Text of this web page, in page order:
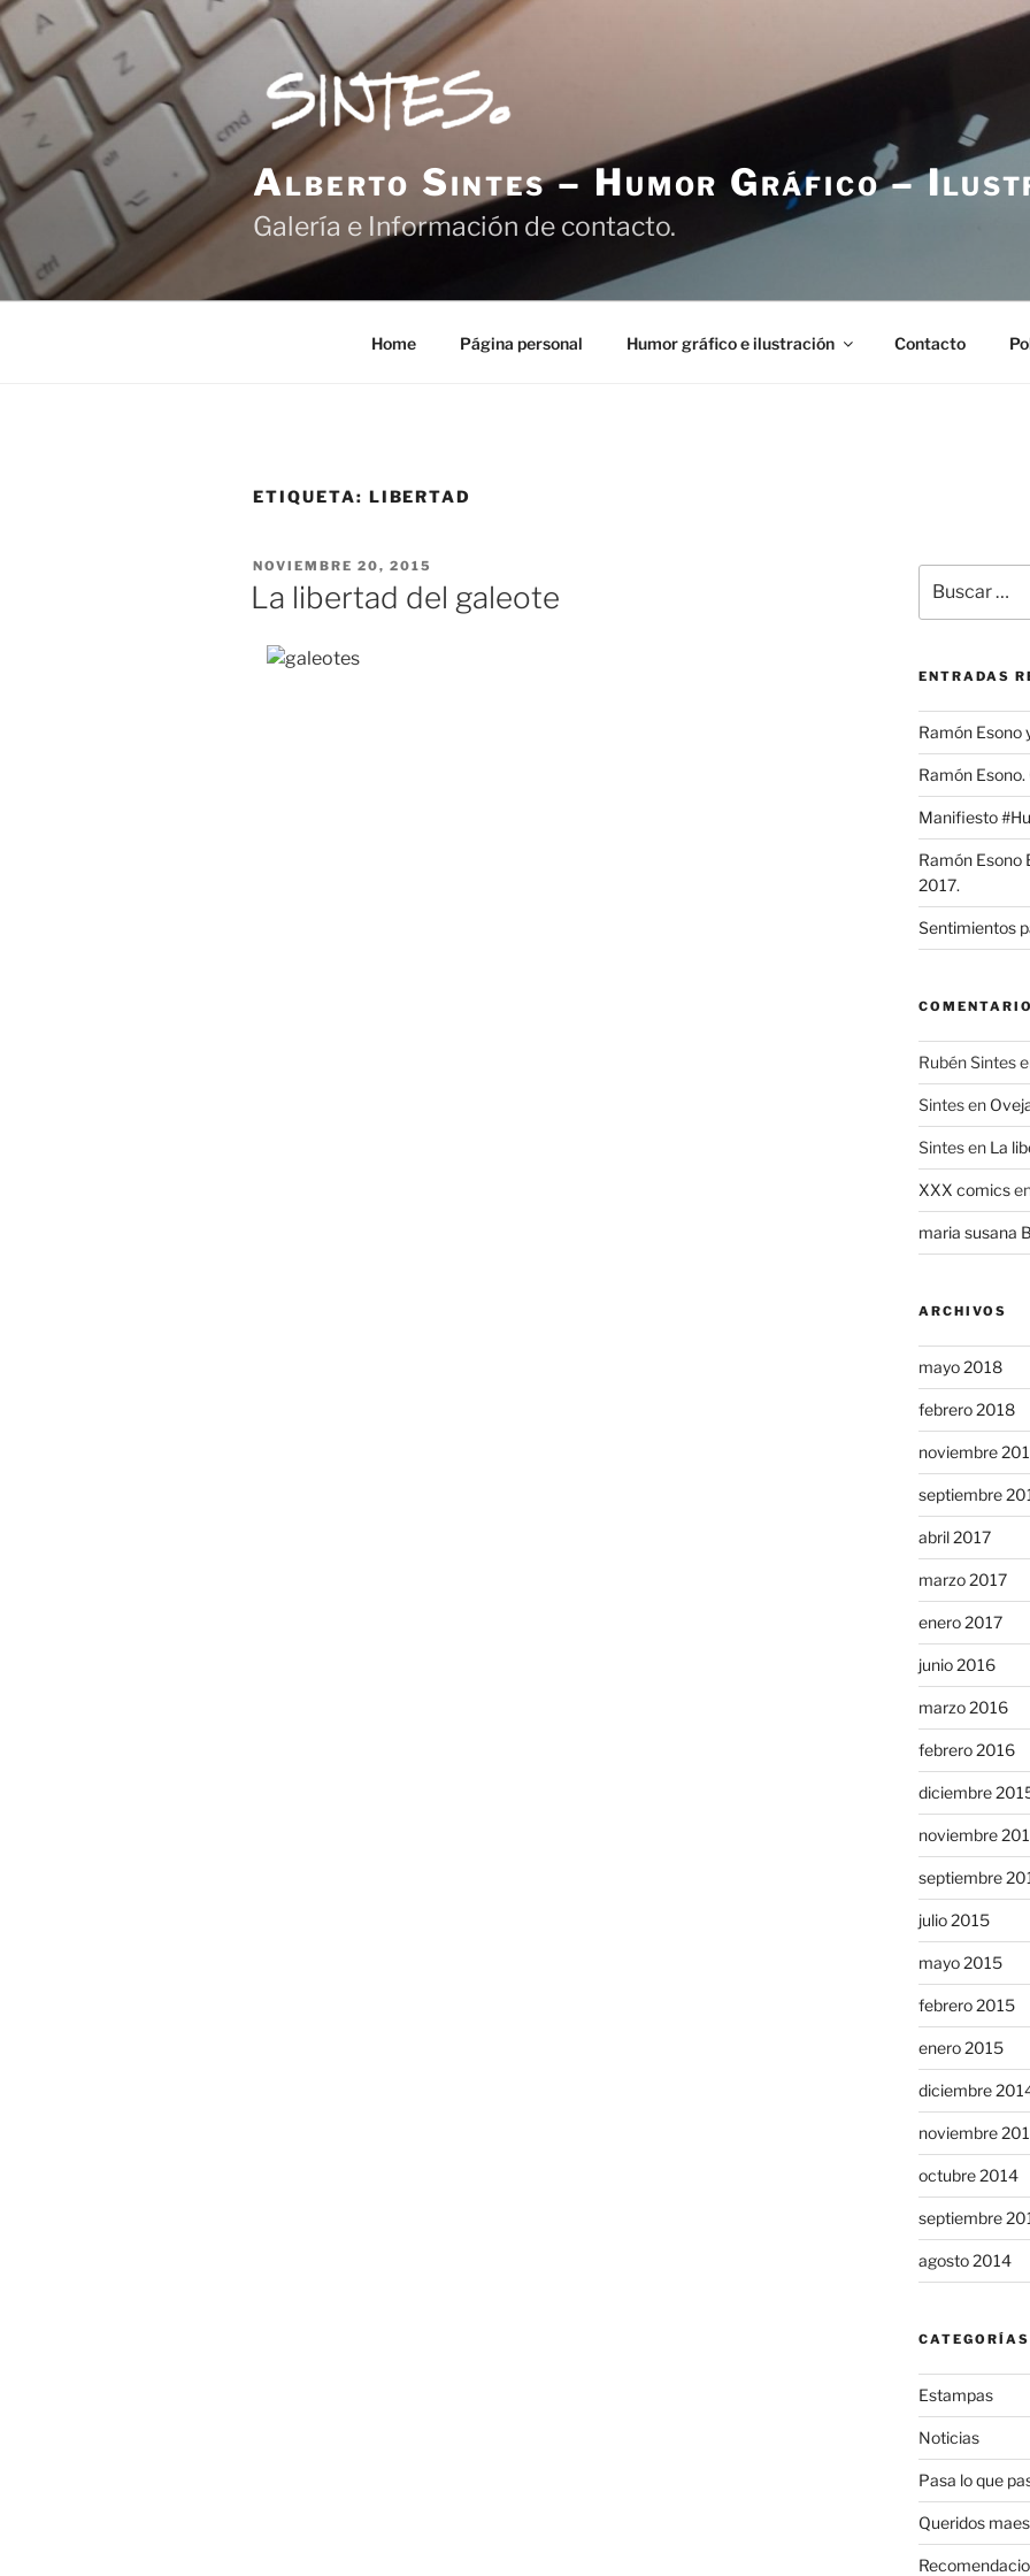
Saltar
al
contenido
Alberto Sintes – Humor Gráfico –
Galería e Información de contacto.
Home Página personal Humor gráfico e ilustración Contacto
ETIQUETA: LIBERTAD
PUBLICADO
EL
NOVIEMBRE 20, 2015
La libertad del galeote
por:
ENTRADAS
Ramón Esono
Ramón
Manifiesto
Ramón Esono
2017.
Sentimientos
Rubén Sintes
Sintesen
Sintesen La
XXX comics
maria susana
ARCHIVOS
mayo 2018
febrero 2018
noviembre
septiembre
abril 2017
marzo 2017
enero 2017
junio 2016
marzo 2016
febrero 2016
diciembre
noviembre
septiembre
julio 2015
mayo 2015
febrero 2015
enero 2015
diciembre
noviembre
octubre 2014
septiembre
agosto 2014
CATEGORÍAS
Estampas
Noticias
Pasa lo que
Queridos